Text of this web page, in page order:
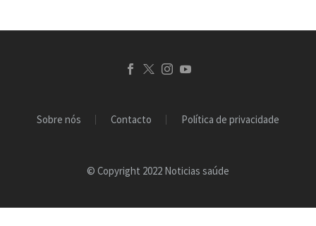
Sobre nós Contacto Política de privacidade
© Copyright 2022 Noticias saúde